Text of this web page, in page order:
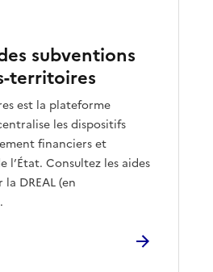
subventions
territoires
est la plateforme
les dispositifs
financiers et
l’État. Consultez les aides
DREAL (en